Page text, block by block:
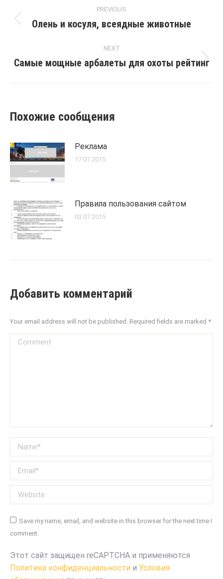
navigation
PREVIOUS
Previous
Олень и косуля, всеядные животные
NEXT
Next
Самые мощные арбалеты для охоты рейтинг
Похожие сообщения
Реклама
17.07.2015
Правила пользования сайтом
03.07.2015
Добавить комментарий
Your email address will not be published. Required fields are marked *
Comment
Name *
Email *
Website
Save my name, email, and website in this browser for the next time I
comment.
Этот сайт защищен reCAPTCHA и применяются
Политика конфиденциальности и Условия